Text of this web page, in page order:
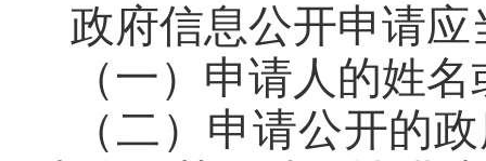
政府信息公开申请
（一）申请人的姓
（二）申请公开的